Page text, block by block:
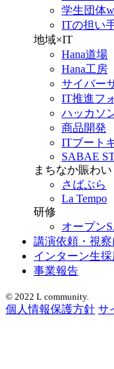
学生団体
ITの担い
地域×IT
Hana道場
Hana工房
サイバー
IT推進フ
ハッカソ
商品開発
ITブート
SABAE
まちなか賑わい
さばぷら
La Tempo
研修
オープン
講演依頼・視察
インターン生採
事業報告
© 2022 L community.
個人情報保護方針 サ